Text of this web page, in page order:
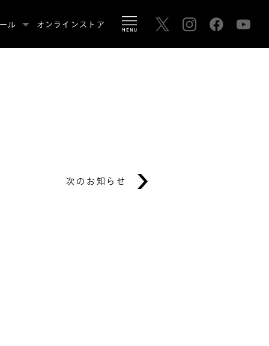
ル オンラインストア
次のお知らせ